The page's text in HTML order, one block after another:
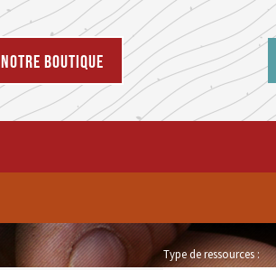
Notre boutique
Type de ressources :